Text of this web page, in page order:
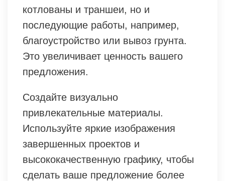
котлованы и траншеи, но и
последующие работы, например,
благоустройство или вывоз грунта.
Это увеличивает ценность вашего
предложения.
Создайте визуально
привлекательные материалы.
Используйте яркие изображения
завершенных проектов и
высококачественную графику, чтобы
сделать ваше предложение более